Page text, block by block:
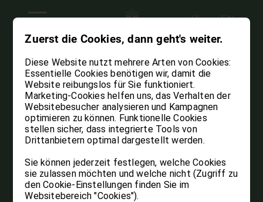
Zuerst die Cookies, dann geht's weiter.
Diese Website nutzt mehrere Arten von Cookies:
Essentielle Cookies benötigen wir, damit die
Website reibungslos für Sie funktioniert.
Marketing-Cookies helfen uns, das Verhalten der
Websitebesucher analysieren und Kampagnen
optimieren zu können. Funktionelle Cookies
stellen sicher, dass integrierte Tools von
Drittanbietern optimal dargestellt werden.
Sie können jederzeit festlegen, welche Cookies
sie zulassen möchten und welche nicht (Zugriff zu
den Cookie-Einstellungen finden Sie im
Websitebereich "Cookies").